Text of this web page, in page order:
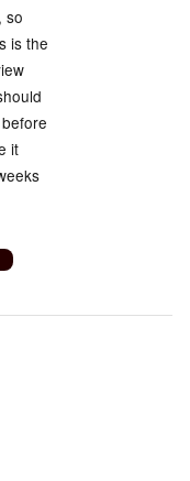
so
is the
it